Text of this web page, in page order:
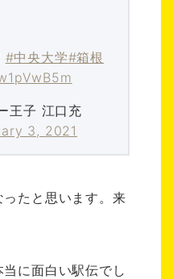
#中央大学#箱根
王子 江口充
3, 2021
たと思います。来
に面白い駅伝でし